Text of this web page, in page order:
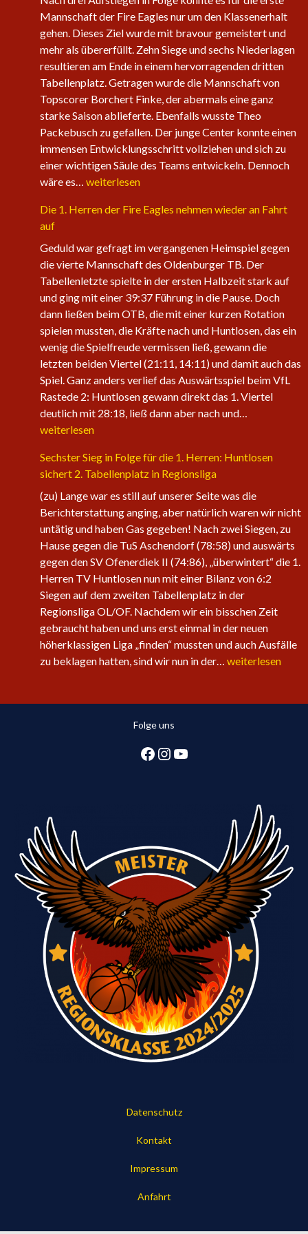
Mannschaft der Fire Eagles nur um den Klassenerhalt
gehen. Dieses Ziel wurde mit bravour gemeistert und
mehr als übererfüllt. Zehn Siege und sechs Niederlagen
resultieren am Ende in einem hervorragenden dritten
Tabellenplatz. Getragen wurde die Mannschaft von
Topscorer Borchert Finke, der abermals eine ganz
starke Saison ablieferte. Ebenfalls wusste Theo
Packebusch zu gefallen. Der junge Center konnte einen
immensen Entwicklungsschritt vollziehen und sich zu
einer wichtigen Säule des Teams entwickeln. Dennoch
wäre es… Saisonabschluss
Herrenteams
weiterlesen
Die 1. Herren der Fire Eagles nehmen wieder an Fahrt
auf
Geduld war gefragt im vergangenen Heimspiel gegen
die vierte Mannschaft des Oldenburger TB. Der
Tabellenletzte spielte in der ersten Halbzeit stark auf
und ging mit einer 39:37 Führung in die Pause. Doch
dann ließen beim OTB, die mit einer kurzen Rotation
spielen mussten, die Kräfte nach und Huntlosen, das ein
wenig die Spielfreude vermissen ließ, gewann die
letzten beiden Viertel (21:11, 14:11) und damit auch das
Spiel. Ganz anders verlief das Auswärtsspiel beim VfL
Rastede 2: Huntlosen gewann direkt das 1. Viertel
deutlich mit 28:18, ließ dann aber nach und…
der
Eagles
nehmen
wieder
an
Fahrt
auf
weiterlesen
Sechster Sieg in Folge für die 1. Herren: Huntlosen
sichert 2. Tabellenplatz in Regionsliga
(zu) Lange war es still auf unserer Seite was die
Berichterstattung anging, aber natürlich waren wir nicht
untätig und haben Gas gegeben! Nach zwei Siegen, zu
Hause gegen die TuS Aschendorf (78:58) und auswärts
gegen den SV Ofenerdiek II (74:86), „überwintert“ die 1.
Herren TV Huntlosen nun mit einer Bilanz von 6:2
Siegen auf dem zweiten Tabellenplatz in der
Regionsliga OL/OF. Nachdem wir ein bisschen Zeit
gebraucht haben und uns erst einmal in der neuen
höherklassigen Liga „finden“ mussten und auch Ausfälle
zu beklagen hatten, sind wir nun in der… Sechster
sichert
2.
Tabellenplatz
in
Regionsliga
weiterlesen
Folge uns
Facebook
Instagram
YouTube
Datenschutz
Kontakt
Impressum
Anfahrt